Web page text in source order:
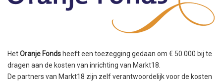
HetOranje Fonds heeft een toezegging gedaan om € 50.000 bij te
dragen aan de kosten van inrichting van Markt18.
De partners van Markt18 zijn zelf verantwoordelijk voor de kosten